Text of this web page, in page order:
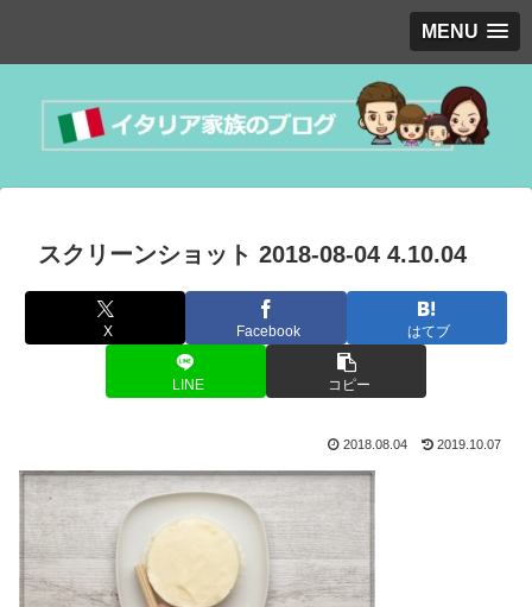
MENU
スクリーンショット 2018-08-04 4.10.04
X Facebook はてブ
LINE コピー
2018.08.04 2019.10.07